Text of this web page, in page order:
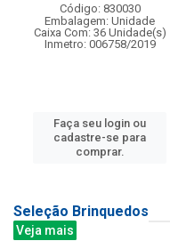
Código: 830030
Embalagem: Unidade
Caixa Com: 36 Unidade(s)
Inmetro: 006758/2019
Faça seu login ou
cadastre-se para
comprar.
Seleção Brinquedos
Veja mais